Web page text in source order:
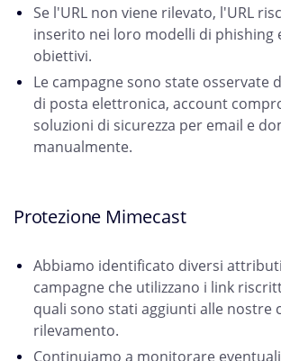
Se l'URL non viene rilevato, l'URL
inserito nei loro modelli di phishing
obiettivi.
Le campagne sono state osservate
di posta elettronica, account
soluzioni di sicurezza per email e
manualmente.
Protezione Mimecast
Abbiamo identificato diversi
campagne che utilizzano i link
quali sono stati aggiunti alle nostre
rilevamento.
Continuiamo a monitorare